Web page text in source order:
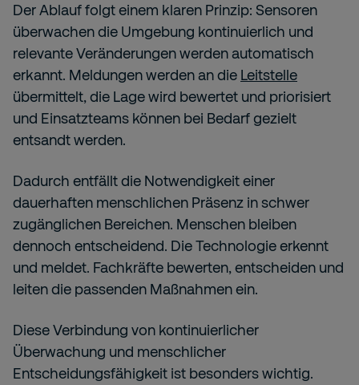
Der Ablauf folgt einem klaren Prinzip: Sensoren
überwachen die Umgebung kontinuierlich und
relevante Veränderungen werden automatisch
erkannt. Meldungen werden an die Leitstelle
übermittelt, die Lage wird bewertet und priorisiert
und Einsatzteams können bei Bedarf gezielt
entsandt werden.
Dadurch entfällt die Notwendigkeit einer
dauerhaften menschlichen Präsenz in schwer
zugänglichen Bereichen. Menschen bleiben
dennoch entscheidend. Die Technologie erkennt
und meldet. Fachkräfte bewerten, entscheiden und
leiten die passenden Maßnahmen ein.
Diese Verbindung von kontinuierlicher
Überwachung und menschlicher
Entscheidungsfähigkeit ist besonders wichtig.